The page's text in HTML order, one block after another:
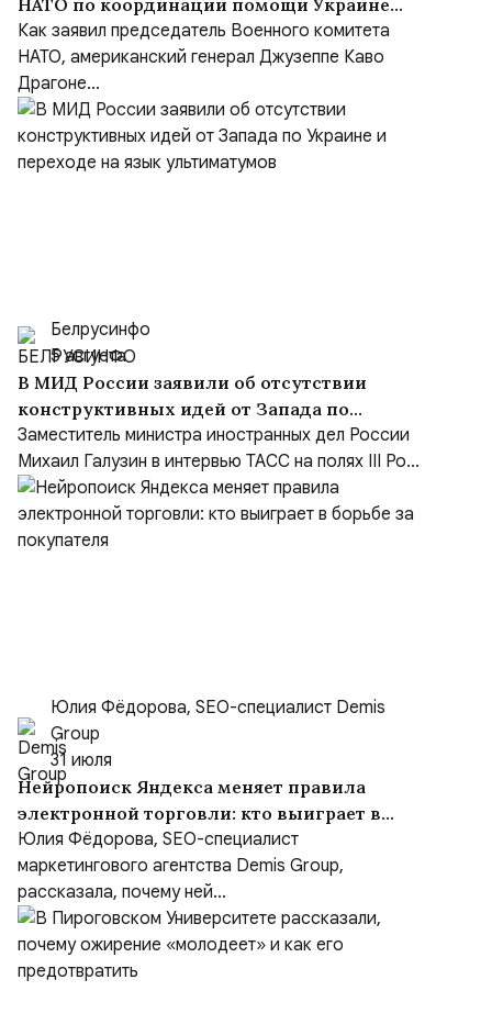
НАТО по координации помощи Украине
(NSATU), несмотря на обещания передать
функции Европе
Как заявил председатель Военного комитета
НАТО, американский генерал Джузеппе Каво
Драгоне...
Белрусинфо
5 августа
В МИД России заявили об отсутствии
конструктивных идей от Запада по
Украине и переходе на язык ультиматумов
Заместитель министра иностранных дел России
Михаил Галузин в интервью ТАСС на полях III Ро...
Юлия Фёдорова, SEO-специалист Demis
Group
31 июля
Нейропоиск Яндекса меняет правила
электронной торговли: кто выиграет в
борьбе за покупателя
Юлия Фёдорова, SEO-специалист
маркетингового агентства Demis Group,
рассказала, почему ней...